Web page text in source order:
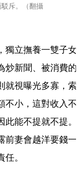
斥。（翻攝
獨立撫養一雙子女
炒新聞、被消費的
就視曝光多寡，索
不小，這對收入不
此能不提就不提。
前妻會越洋要錢一
。